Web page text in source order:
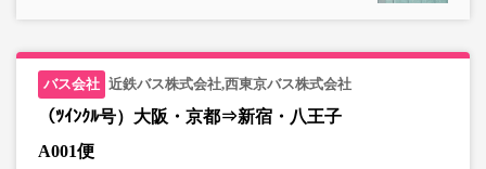
近鉄バス株式会社,西東京バス株式会社
（ﾂｲﾝｸﾙ号）大阪・京都⇒新宿・八王子
A001便